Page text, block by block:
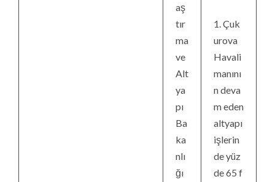
aş
tır
ma
ve
Alt
ya
pı
Ba
ka
nlı
ğı
1. Çuk
urova
Havali
manını
n deva
m eden
altyapı
işlerin
de yüz
de 65 f